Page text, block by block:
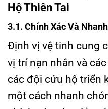
Hộ Thiên Tai
3.1. Chính Xác Và
Định vị vệ tinh cung
vị trí nạn nhân và
các đội cứu hộ triển
một cách nhanh